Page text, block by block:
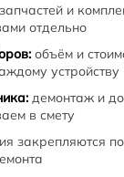
и
отдельно
объём и
устройству
демонтаж и
в смету
закрепляются